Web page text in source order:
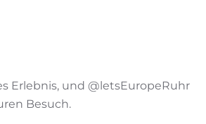
Erlebnis, und @letsEuropeRuhr
Besuch.